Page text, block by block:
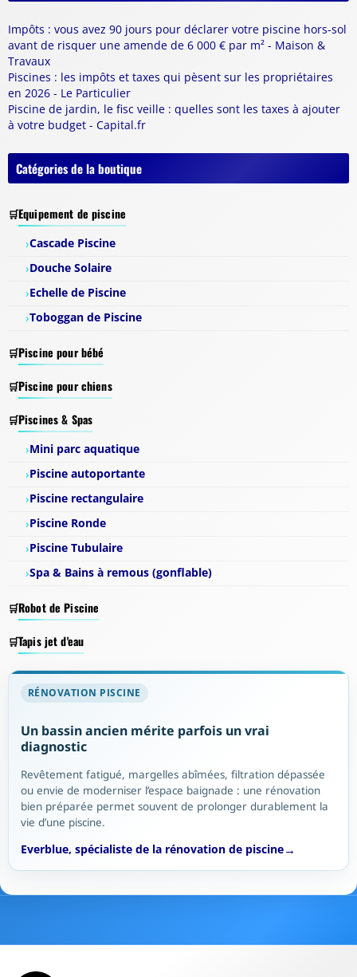
Impôts : vous avez 90 jours pour déclarer votre piscine hors-sol
avant de risquer une amende de 6 000 € par m² - Maison &
Travaux
Piscines : les impôts et taxes qui pèsent sur les propriétaires
en 2026 - Le Particulier
Piscine de jardin, le fisc veille : quelles sont les taxes à ajouter
à votre budget - Capital.fr
Catégories de la boutique
Equipement de piscine
Cascade Piscine
Douche Solaire
Echelle de Piscine
Toboggan de Piscine
Piscine pour bébé
Piscine pour chiens
Piscines & Spas
Mini parc aquatique
Piscine autoportante
Piscine rectangulaire
Piscine Ronde
Piscine Tubulaire
Spa & Bains à remous (gonflable)
Robot de Piscine
Tapis jet d'eau
RÉNOVATION PISCINE
Un bassin ancien mérite parfois un vrai
diagnostic
Revêtement fatigué, margelles abîmées, filtration dépassée
ou envie de moderniser l’espace baignade : une rénovation
bien préparée permet souvent de prolonger durablement la
vie d’une piscine.
Everblue, spécialiste de la rénovation de piscine